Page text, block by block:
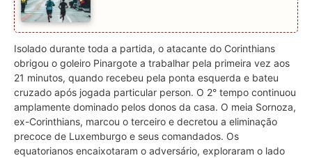
Isolado durante toda a partida, o atacante do Corinthians
obrigou o goleiro Pinargote a trabalhar pela primeira vez aos
21 minutos, quando recebeu pela ponta esquerda e bateu
cruzado após jogada particular person. O 2° tempo continuou
amplamente dominado pelos donos da casa. O meia Sornoza,
ex-Corinthians, marcou o terceiro e decretou a eliminação
precoce de Luxemburgo e seus comandados. Os
equatorianos encaixotaram o adversário, exploraram o lado